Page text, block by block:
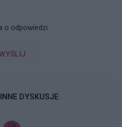
o odpowiedzi
DYSKUSJE